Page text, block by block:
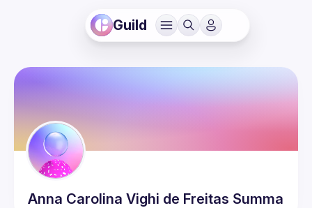
Guild
Anna Carolina Vighi de Freitas Summa